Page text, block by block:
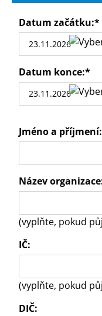
Datum začátku:*
Datum konce:*
Jméno a příjmení:
Název
(vyplňte, pokud
IČ:
(vyplňte, pokud
DIČ: